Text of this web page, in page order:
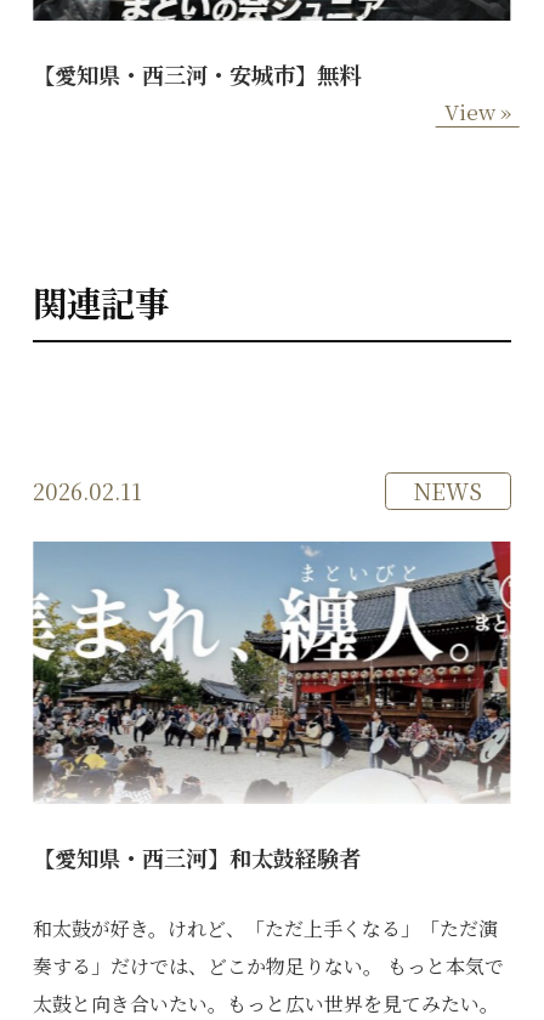
【愛知県・西三河・安城市】無料
View »
関連記事
2026.02.11 NEWS
【愛知県・西三河】和太鼓経験者
和太鼓が好き。けれど、「ただ上手くなる」「ただ演
奏する」だけでは、どこか物足りない。 もっと本気で
太鼓と向き合いたい。もっと広い世界を見てみたい。